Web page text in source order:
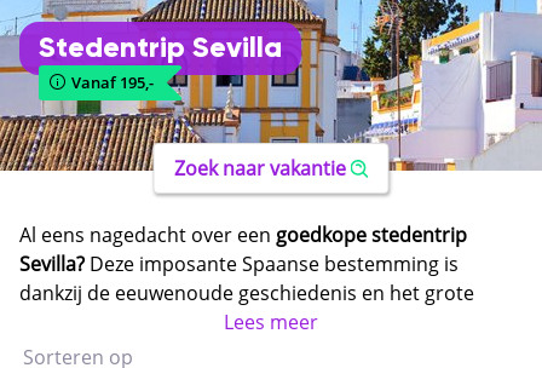
Stedentrip Sevilla
Vanaf 195,-
Zoek naar vakantie
Al eens nagedacht over een goedkope stedentrip
Sevilla? Deze imposante Spaanse bestemming is
dankzij de eeuwenoude geschiedenis en het grote
aantal zonuren de ideale bestemming voor een
citytrip. Wist je bijvoorbeeld dat Sevilla over het
Lees meer
Sorteren op